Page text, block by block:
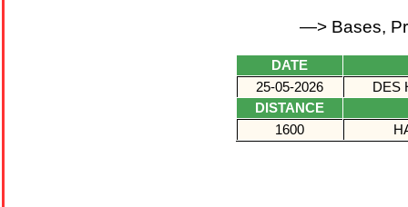
—> Bases,
DATE
25-05-2026
DES
DISTANCE
1600